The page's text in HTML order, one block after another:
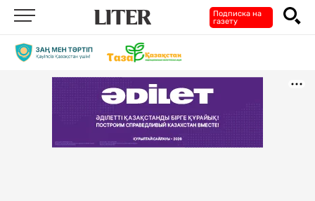
Подписка на
газету